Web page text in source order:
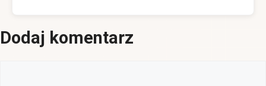
Dodaj komentarz